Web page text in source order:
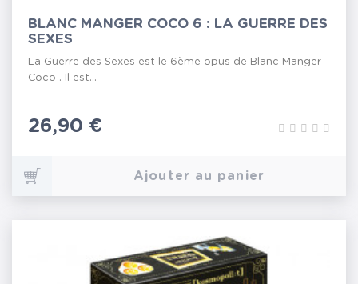
BLANC MANGER COCO 6 : LA GUERRE DES
SEXES
La Guerre des Sexes est le 6ème opus de Blanc Manger
Coco . Il est...
Prix
26,90 €
Ajouter au panier